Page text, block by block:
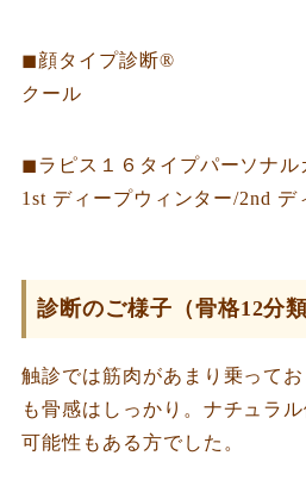
◼︎顔タイプ診断®︎
クール
◼︎ラピス１６タイプパーソナ
1st ディープウィンター/2nd デ
診断のご様子（骨格12分類
触診では筋肉があまり乗って
も骨感はしっかり。ナチュラ
可能性もある方でした。